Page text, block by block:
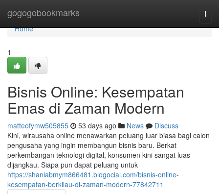
gogogobookmarks
Home
Home
1
Bisnis Online: Kesempatan
Emas di Zaman Modern
matteofymw505855 53 days ago News
Discuss
Kini, wirausaha online menawarkan peluang luar biasa bagi calon
pengusaha yang ingin membangun bisnis baru. Berkat
perkembangan teknologi digital, konsumen kini sangat luas
dijangkau. Siapa pun dapat peluang untuk
https://shaniabmym866481.blogocial.com/bisnis-online-
kesempatan-berkilau-di-zaman-modern-77842711